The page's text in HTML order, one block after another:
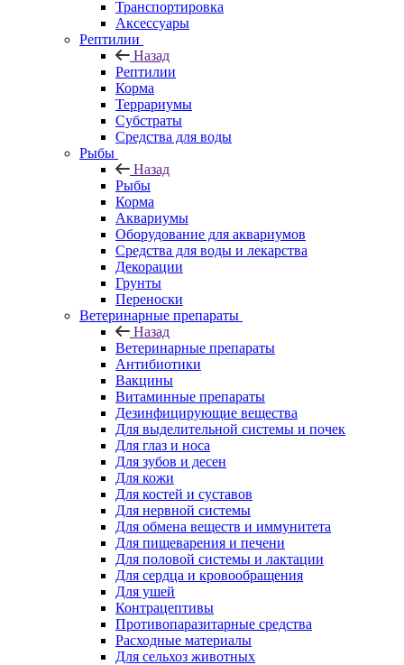
Транспортировка
Аксессуары
Рептилии
Назад
Рептилии
Корма
Террариумы
Субстраты
Средства для воды
Рыбы
Назад
Рыбы
Корма
Аквариумы
Оборудование для аквариумов
Средства для воды и лекарства
Декорации
Грунты
Переноски
Ветеринарные препараты
Назад
Ветеринарные препараты
Антибиотики
Вакцины
Витаминные препараты
Дезинфицирующие вещества
Для выделительной системы и почек
Для глаз и носа
Для зубов и десен
Для кожи
Для костей и суставов
Для нервной системы
Для обмена веществ и иммунитета
Для пищеварения и печени
Для половой системы и лактации
Для сердца и кровообращения
Для ушей
Контрацептивы
Противопаразитарные средства
Расходные материалы
Для сельхоз животных